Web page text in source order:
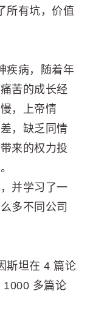
所有坑，价值
疾病，随着年
苦的成长经
，上帝情
，缺乏同情
来的权力投
并学习了一
多不同公司
斯坦在 4 篇论
1000 多篇论